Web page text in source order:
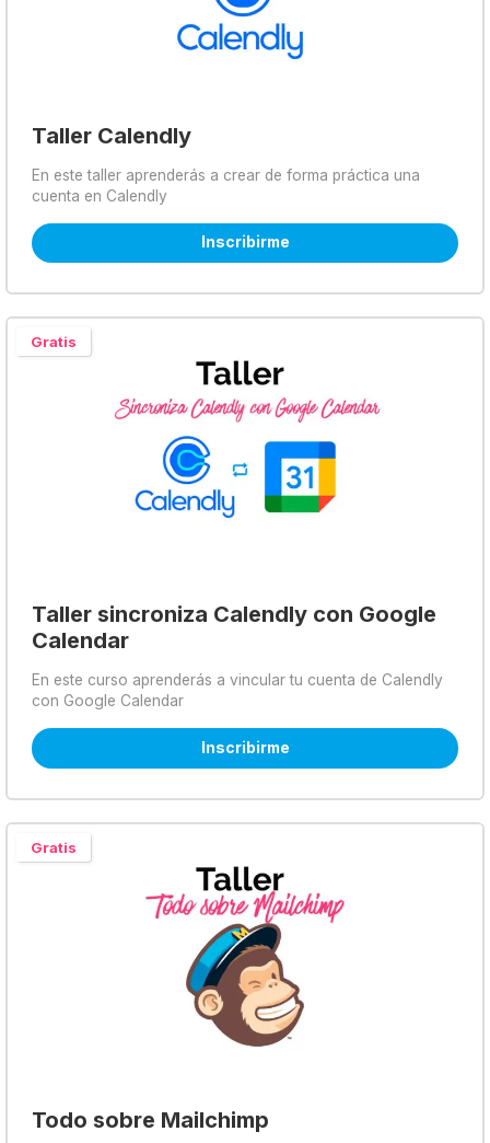
Taller Calendly
En este taller aprenderás a crear de forma práctica una
cuenta en Calendly
Inscribirme
Gratis
Taller sincroniza Calendly con Google
Calendar
En este curso aprenderás a vincular tu cuenta de Calendly
con Google Calendar
Inscribirme
Gratis
Todo sobre Mailchimp